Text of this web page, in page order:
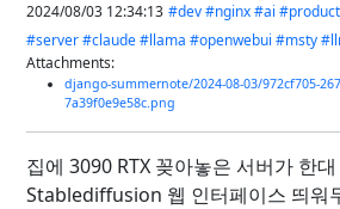
2024/08/03 12:34:13 #dev#nginx#ai
#server#claude#llama #openwebui #msty
Attachments:
django-summernote/2024-08-03/972cf705-
7a39f0e9e58c.png
집에 3090 RTX 꽂아놓은 서버가 한
Stablediffusion 웹 인터페이스 띄워